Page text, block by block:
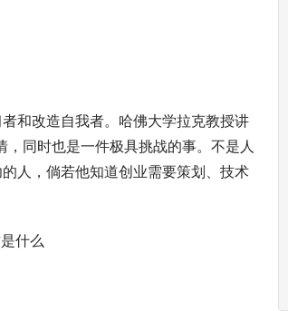
和改造自我者。哈佛大学拉克教授讲
同时也是一件极具挑战的事。不是人
人，倘若他知道创业需要策划、技术